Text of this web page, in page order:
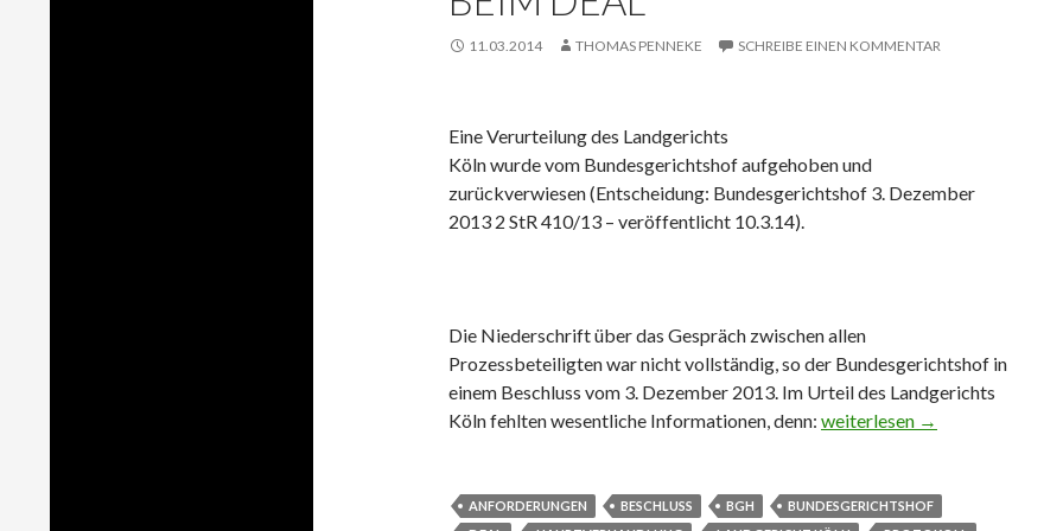
11.03.2014 THOMAS PENNEKE SCHREIBE EINEN KOMMENTAR
Eine Verurteilung des Landgerichts
Köln wurde vom Bundesgerichtshof aufgehoben und
zurückverwiesen (Entscheidung: Bundesgerichtshof 3. Dezember
2013 2 StR 410/13 – veröffentlicht 10.3.14).
Die Niederschrift über das Gespräch zwischen allen
Prozessbeteiligten war nicht vollständig, so der Bundesgerichtshof in
einem Beschluss vom 3. Dezember 2013. Im Urteil des Landgerichts
Köln fehlten wesentliche Informationen, denn: weiterlesen →
ANFORDERUNGEN BESCHLUSS BGH
BUNDESGERICHTSHOF